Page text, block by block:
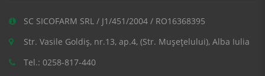
SC SICOFARM SRL / J1/451/2004 / RO16368395
Str. Vasile Goldiș, nr.13, ap.4, (Str. Mușețelului), Alba Iulia
Tel.: 0258-817-440